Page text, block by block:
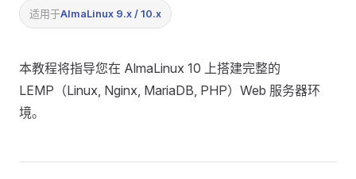
适用于AlmaLinux 9.x / 10.x
本教程将指导您在 AlmaLinux 10 上搭建完整的
LEMP（Linux, Nginx, MariaDB, PHP）Web 服务器环
境。